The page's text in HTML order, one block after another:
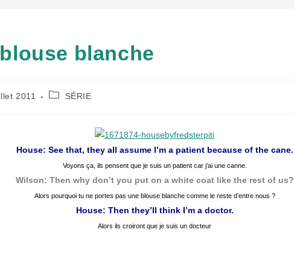
blanche
2011
PostSÉRIE
House: See that, they all assume I’m a patient because of the cane.
Voyons ça, ils pensent que je suis un patient car j’ai une canne.
Wilson: Then why don’t you put on a white coat like the rest of us?
Alors pourquoi tu ne portes pas une blouse blanche comme le reste d’entre nous ?
House: Then they’ll think I’m a doctor.
Alors ils croiront que je suis un docteur